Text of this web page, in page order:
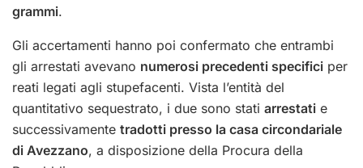
grammi.
Gli accertamenti hanno poi confermato che entrambi
gli arrestati avevano numerosi precedenti specifici per
reati legati agli stupefacenti. Vista l’entità del
quantitativo sequestrato, i due sono stati arrestati e
successivamente tradotti presso la casa circondariale
di Avezzano, a disposizione della Procura della